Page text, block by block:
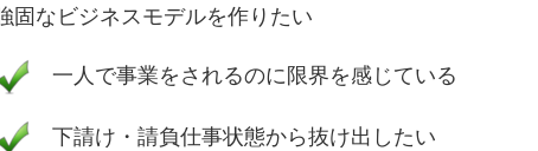
固なビジネスモデルを作りたい
一人で事業をされるのに限界を感じている
下請け・請負仕事状態から抜け出したい